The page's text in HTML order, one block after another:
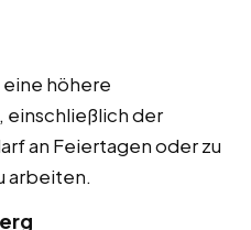
höhere
der
an Feiertagen oder zu
arbeiten.